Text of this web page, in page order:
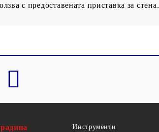
с предоставената приставка за стена.
Инструменти